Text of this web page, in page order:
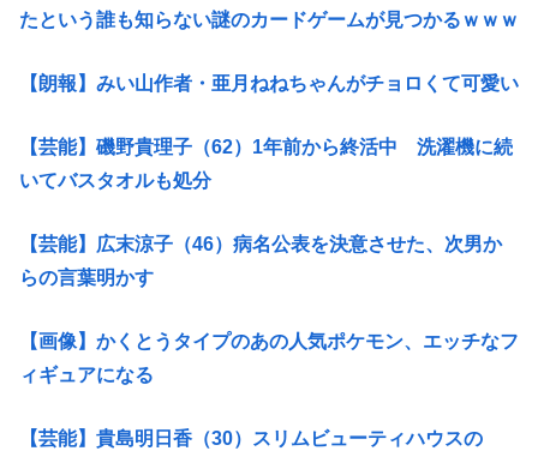
たという誰も知らない謎のカードゲームが見つかるｗｗｗ
【朗報】みい山作者・亜月ねねちゃんがチョロくて可愛い
【芸能】磯野貴理子（62）1年前から終活中 洗濯機に続
いてバスタオルも処分
【芸能】広末涼子（46）病名公表を決意させた、次男か
らの言葉明かす
【画像】かくとうタイプのあの人気ポケモン、エッチなフ
ィギュアになる
【芸能】貴島明日香（30）スリムビューティハウスの